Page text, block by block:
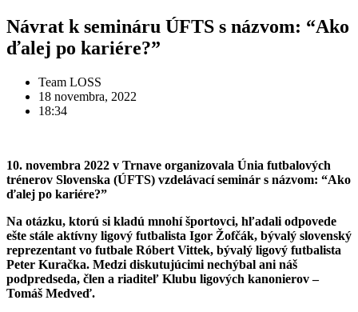
Návrat k semináru ÚFTS s názvom: “Ako
ďalej po kariére?”
Team LOSS
18 novembra, 2022
18:34
10. novembra 2022 v Trnave organizovala Únia futbalových
trénerov Slovenska (ÚFTS) vzdelávací seminár s názvom: “Ako
ďalej po kariére?”
Na otázku, ktorú si kladú mnohí športovci, hľadali odpovede
ešte stále aktívny ligový futbalista Igor Žofčák, bývalý slovenský
reprezentant vo futbale Róbert Vittek, bývalý ligový futbalista
Peter Kuračka. Medzi diskutujúcimi nechýbal ani náš
podpredseda, člen a riaditeľ Klubu ligových kanonierov –
Tomáš Medveď.